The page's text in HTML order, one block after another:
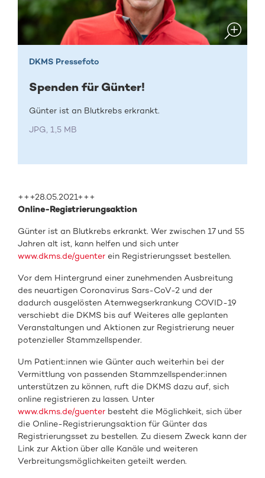
DKMS Pressefoto
Spenden für Günter!
Günter ist an Blutkrebs erkrankt.
JPG, 1,5 MB
+++28.05.2021+++
Online-Registrierungsaktion
Günter ist an Blutkrebs erkrankt. Wer zwischen 17 und 55
Jahren alt ist, kann helfen und sich unter
www.dkms.de/guenter ein Registrierungsset bestellen.
Vor dem Hintergrund einer zunehmenden Ausbreitung
des neuartigen Coronavirus Sars-CoV-2 und der
dadurch ausgelösten Atemwegserkrankung COVID-19
verschiebt die DKMS bis auf Weiteres alle geplanten
Veranstaltungen und Aktionen zur Registrierung neuer
potenzieller Stammzellspender.
Um Patient:innen wie Günter auch weiterhin bei der
Vermittlung von passenden Stammzellspender:innen
unterstützen zu können, ruft die DKMS dazu auf, sich
online registrieren zu lassen. Unter
www.dkms.de/guenter besteht die Möglichkeit, sich über
die Online-Registrierungsaktion für Günter das
Registrierungsset zu bestellen. Zu diesem Zweck kann der
Link zur Aktion über alle Kanäle und weiteren
Verbreitungsmöglichkeiten geteilt werden.